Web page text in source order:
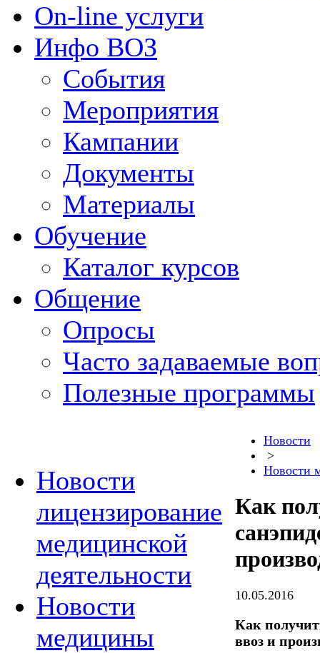
On-line услуги
Инфо ВОЗ
События
Мероприятия
Кампании
Документы
Материалы
Обучение
Каталог курсов
Общение
Опросы
Часто задаваемые
Полезные программы
Новости
лицензирование
медицинской
деятельности
Новости
медицины
Новости
>
Новости
Как
10.05.2016
Как
ввоз и